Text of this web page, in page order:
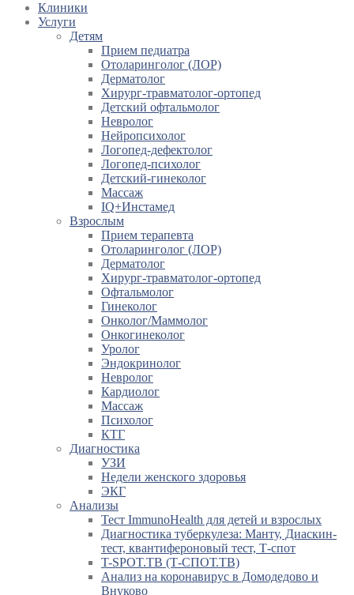
Клиники
Услуги
Детям
Прием педиатра
Отоларинголог (ЛОР)
Дерматолог
Хирург-травматолог-ортопед
Детский офтальмолог
Невролог
Нейропсихолог
Логопед-дефектолог
Логопед-психолог
Детский-гинеколог
Массаж
IQ+Инстамед
Взрослым
Прием терапевта
Отоларинголог (ЛОР)
Дерматолог
Хирург-травматолог-ортопед
Офтальмолог
Гинеколог
Онколог/Маммолог
Онкогинеколог
Уролог
Эндокринолог
Невролог
Кардиолог
Массаж
Психолог
КТГ
Диагностика
УЗИ
Недели женского здоровья
ЭКГ
Анализы
Тест ImmunoHealth для детей и взрослых
Диагностика туберкулеза: Манту, Диаскин-
тест, квантифероновый тест, Т-спот
T-SPOT.TB (Т-СПОТ.ТВ)
Анализ на коронавирус в Домодедово и
Внуково